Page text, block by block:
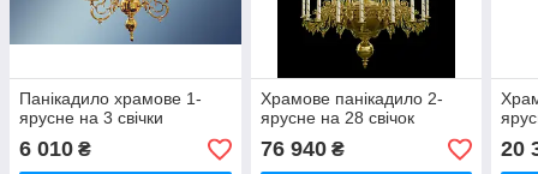
Панікадило храмове 1-
ярусне на 3 свічки
6 010 ₴
Храмове панікадило 2-
ярусне на 28 свічок
76 940₴ 20